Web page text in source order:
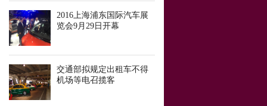
2016上海浦东国际汽车展
览会9月29日开幕
交通部拟规定出租车不得
机场等电召揽客